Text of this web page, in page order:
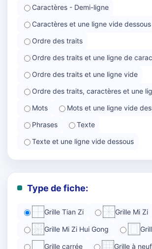
Caractères - Demi-ligne
Caractères et une ligne vide dessous
Ordre des traits
Ordre des traits et une ligne de
Ordre des traits et une ligne vide
Ordre des traits, caractères et une
Mots
Mots et une ligne vide
Phrases
Texte
Texte et une ligne vide dessous
Type de fiche:
Grille Tian Zi Grille Mi Zi
Grille Mi Zi Hui Gong
Grille carrée Grille à